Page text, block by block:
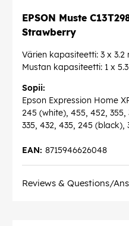
EPSON Muste
Strawberry
Värien kapasiteetti: 3 x 3.2
Mustan kapasiteetti: 1 x
Sopii:
Epson Expression Home
245 (white), 455, 452, 355,
335, 432, 435, 245 (black),
8715946626048
EAN:
Reviews & Questions/